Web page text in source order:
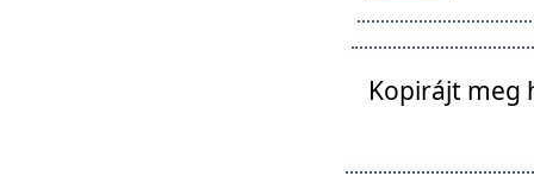
Kopirájt meg